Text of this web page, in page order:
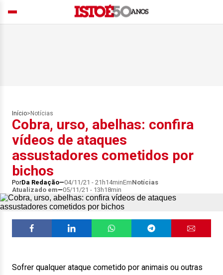
Início> Notícias
Cobra, urso, abelhas: confira
vídeos de ataques
assustadores cometidos por
bichos
PorDa Redação 04/11/21 - 21h14minEmNotícias
Atualizado em
05/11/21 - 13h18min
Sofrer qualquer ataque cometido por animais ou outras